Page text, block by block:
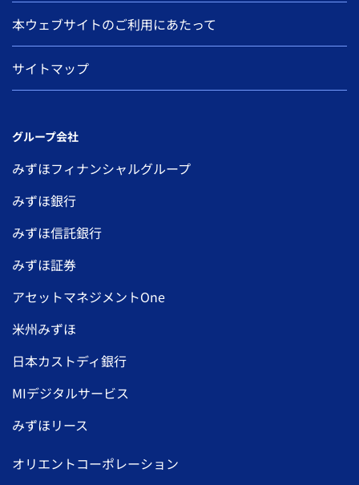
本ウェブサイトのご利用にあたって
サイトマップ
グループ会社
みずほフィナンシャルグループ
みずほ銀行
みずほ信託銀行
みずほ証券
アセットマネジメントOne
米州みずほ
日本カストディ銀行
MIデジタルサービス
みずほリース
オリエントコーポレーション